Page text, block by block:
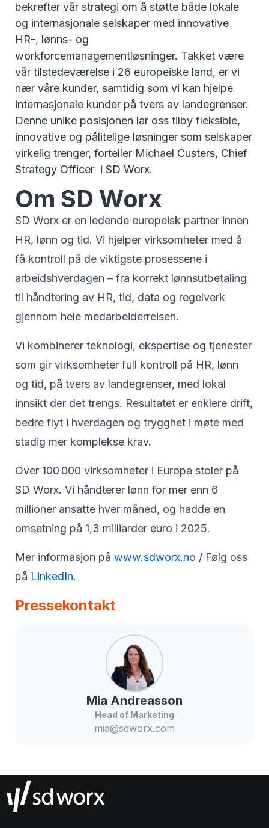
bekrefter vår strategi om å støtte både lokale
og internasjonale selskaper med innovative
HR-, lønns- og
workforcemanagementløsninger. Takket være
vår tilstedeværelse i 26 europeiske land, er vi
nær våre kunder, samtidig som vi kan hjelpe
internasjonale kunder på tvers av landegrenser.
Denne unike posisjonen lar oss tilby fleksible,
innovative og pålitelige løsninger som selskaper
virkelig trenger, forteller Michael Custers, Chief
Strategy Officer i SD Worx.
Om SD Worx
SD Worx er en ledende europeisk partner innen
HR, lønn og tid. Vi hjelper virksomheter med å
få kontroll på de viktigste prosessene i
arbeidshverdagen – fra korrekt lønnsutbetaling
til håndtering av HR, tid, data og regelverk
gjennom hele medarbeiderreisen.
Vi kombinerer teknologi, ekspertise og tjenester
som gir virksomheter full kontroll på HR, lønn
og tid, på tvers av landegrenser, med lokal
innsikt der det trengs. Resultatet er enklere drift,
bedre flyt i hverdagen og trygghet i møte med
stadig mer komplekse krav.
Over 100 000 virksomheter i Europa stoler på
SD Worx. Vi håndterer lønn for mer enn 6
millioner ansatte hver måned, og hadde en
omsetning på 1,3 milliarder euro i 2025.
Mer informasjon på www.sdworx.no / Følg oss
på LinkedIn.
Pressekontakt
Mia Andreasson
Head of Marketing
mia@sdworx.com